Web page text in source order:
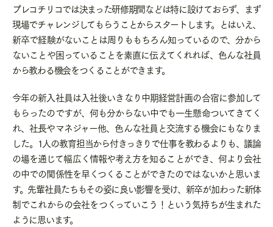
プレコチリコでは決まった研修期間などは特に設けておらず、まず
現場でチャレンジしてもらうことからスタートします。とはいえ、
新卒で経験がないことは周りももちろん知っているので、分から
ないことや困っていることを素直に伝えてくれれば、色んな社員
から教わる機会をつくることができます。
今年の新入社員は入社後いきなり中期経営計画の合宿に参加して
もらったのですが、何も分からない中でも一生懸命ついてきてく
れ、社長やマネジャー他、色んな社員と交流する機会にもなりま
した。1人の教育担当から付きっきりで仕事を教わるよりも、議論
の場を通じて幅広く情報や考え方を知ることができ、何より会社
の中での関係性を早くつくることができたのではないかと思いま
す。先輩社員たちもその姿に良い影響を受け、新卒が加わった新体
制でこれからの会社をつくっていこう！という気持ちが生まれた
ように思います。